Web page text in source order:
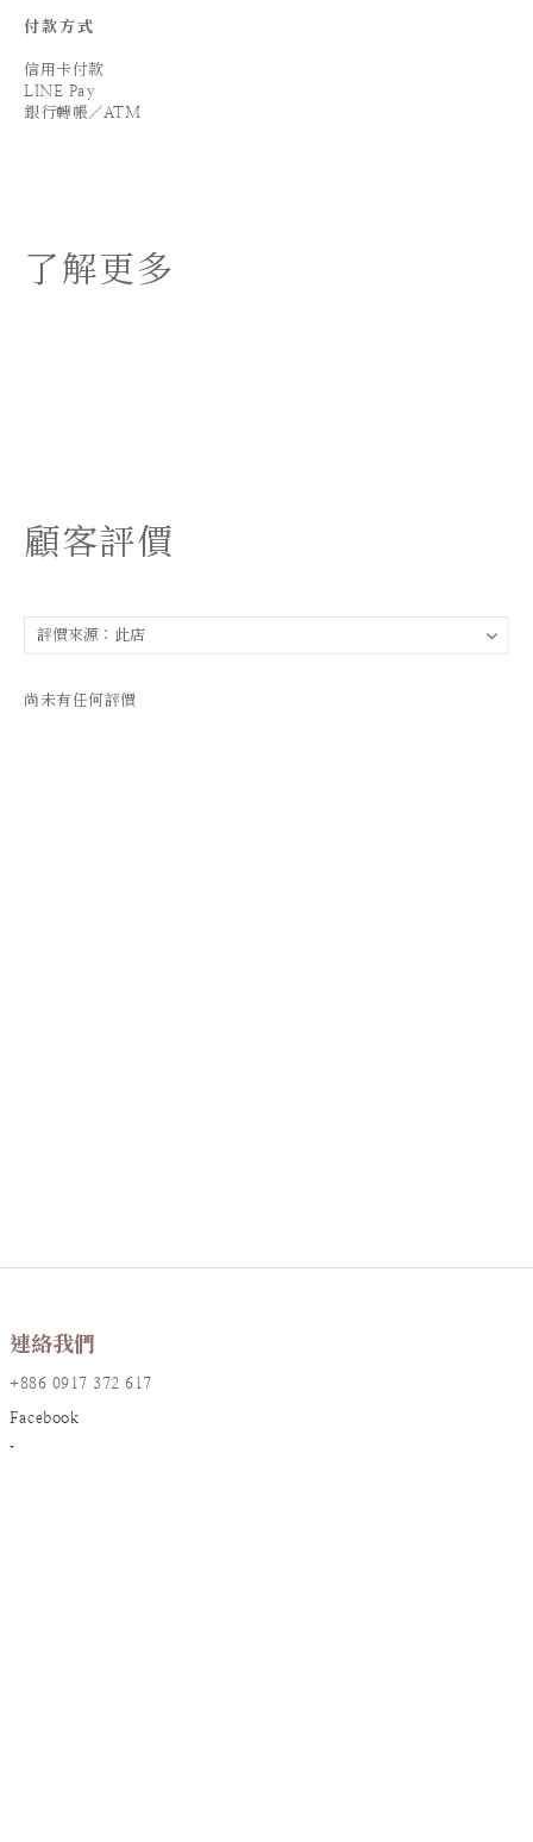
付款方式
信用卡付款
LINE Pay
銀行轉帳／ATM
了解更多
顧客評價
尚未有任何評價
連絡我們
+886 0917 372 617
Facebook
Instagram